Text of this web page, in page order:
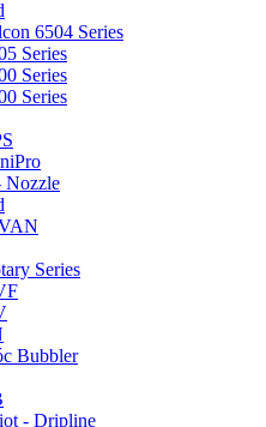
6504 Series
Series
Series
Series
Nozzle
Series
Bubbler
- Dripline